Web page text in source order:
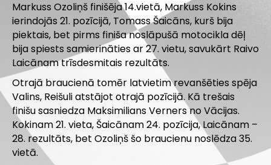
Markuss Ozoliņš finišēja 14.vietā, Markuss Kokins
ierindojās 21. pozīcijā, Tomass Šaicāns, kurš bija
piektais, bet pirms finiša noslāpušā motocikla dēļ
bija spiests samierināties ar 27. vietu, savukārt Raivo
Laicānam trīsdesmitais rezultāts.
Otrajā braucienā tomēr latvietim revanšēties spēja
Valins, Reišuli atstājot otrajā pozīcijā. Kā trešais
finišu sasniedza Maksimilians Verners no Vācijas.
Kokinam 21. vieta, Šaicānam 24. pozīcija, Laicānam –
28. rezultāts, bet Ozoliņš šo braucienu noslēdza 35.
vietā.